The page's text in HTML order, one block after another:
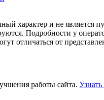
характер и не является
Подробности у
отличаться от
работы сайта.